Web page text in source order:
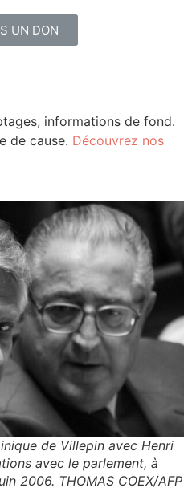
UN DON
informations de fond.
de cause. Découvrez nos
de Villepin avec Henri
avec le parlement, à
2006. THOMAS COEX/AFP